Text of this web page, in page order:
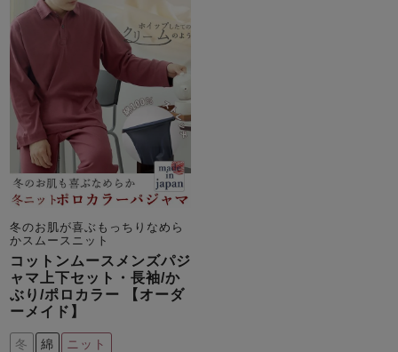
冬のお肌が喜ぶもっちりなめら
かスムースニット
コットンムースメンズパジ
ャマ上下セット・長袖/か
ぶり/ポロカラー 【オーダ
ーメイド】
冬 綿 ニット